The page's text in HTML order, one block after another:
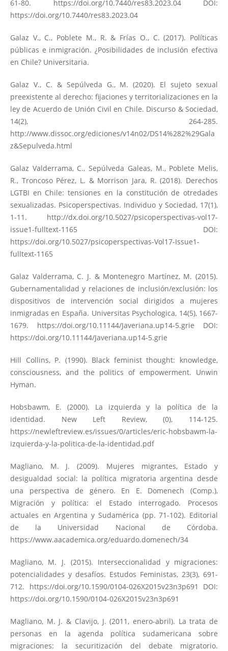
61-80. https://doi.org/10.7440/res83.2023.04DOI:
https://doi.org/10.7440/res83.2023.04
Galaz V., C., Poblete M., R. & Frías O., C. (2017). Políticas
públicas e inmigración. ¿Posibilidades de inclusión efectiva
en Chile? Universitaria.
Galaz V., C. & Sepúlveda G., M. (2020). El sujeto sexual
preexistente al derecho: fijaciones y territorializaciones en la
ley de Acuerdo de Unión Civil en Chile. Discurso & Sociedad,
14(2), 264-285.
http://www.dissoc.org/ediciones/v14n02/DS14%282%29Gala
z&Sepulveda.html
Galaz Valderrama, C., Sepúlveda Galeas, M., Poblete Melis,
R., Troncoso Pérez, L. & Morrison Jara, R. (2018). Derechos
LGTBI en Chile: tensiones en la constitución de otredades
sexualizadas. Psicoperspectivas. Individuo y Sociedad, 17(1),
1-11. http://dx.doi.org/10.5027/psicoperspectivas-vol17-
issue1-fulltext-1165 DOI:
https://doi.org/10.5027/psicoperspectivas-Vol17-Issue1-
fulltext-1165
Galaz Valderrama, C. J. & Montenegro Martínez, M. (2015).
Gubernamentalidad y relaciones de inclusión/exclusión: los
dispositivos de intervención social dirigidos a mujeres
inmigradas en España. Universitas Psychologica, 14(5), 1667-
1679. https://doi.org/10.11144/Javeriana.up14-5.grie DOI:
https://doi.org/10.11144/Javeriana.up14-5.grie
Hill Collins, P. (1990). Black feminist thought: knowledge,
consciousness, and the politics of empowerment. Unwin
Hyman.
Hobsbawm, E. (2000). La izquierda y la política de la
identidad. New Left Review, (0), 114-125.
https://newleftreview.es/issues/0/articles/eric-hobsbawm-la-
izquierda-y-la-politica-de-la-identidad.pdf
Magliano, M. J. (2009). Mujeres migrantes, Estado y
desigualdad social: la política migratoria argentina desde
una perspectiva de género. En E. Domenech (Comp.),
Migración y política: el Estado interrogado. Procesos
actuales en Argentina y Sudamérica (pp. 71-102). Editorial
de la Universidad Nacional de Córdoba.
https://www.aacademica.org/eduardo.domenech/34
Magliano, M. J. (2015). Interseccionalidad y migraciones:
potencialidades y desafíos. Estudos Feministas, 23(3), 691-
712. https://doi.org/10.1590/0104-026X2015v23n3p691
DOI:
https://doi.org/10.1590/0104-026X2015v23n3p691
Magliano, M. J. & Clavijo, J. (2011, enero-abril). La trata de
personas en la agenda política sudamericana sobre
migraciones: la securitización del debate migratorio.